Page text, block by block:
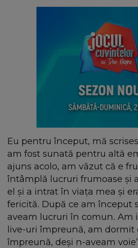
Eu pentru început, mă
am fost sunată pentru altă
ajuns acolo, am văzut că e
întâmplă lucruri frumoase și
el și a intrat în viața mea și
fericită. După ce am început
aveam lucruri în comun. Am
live-uri împreună, am dormit
împreună, deși n-aveam